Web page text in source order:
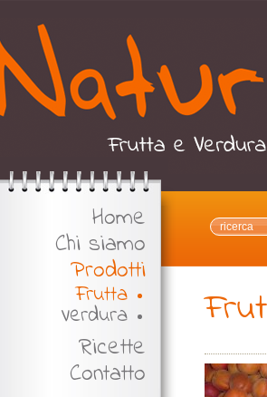
Home
Chi siamo
Prodotti
Frutta
Verdura
Ricette
Contatto